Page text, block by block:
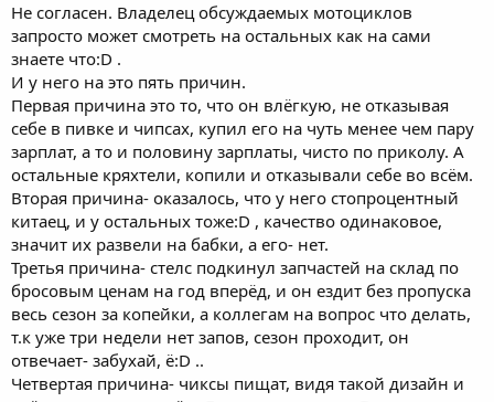
Не согласен. Владелец обсуждаемых мотоциклов
запросто может смотреть на остальных как на сами
знаете что:D .
И у него на это пять причин.
Первая причина это то, что он влёгкую, не отказывая
себе в пивке и чипсах, купил его на чуть менее чем пару
зарплат, а то и половину зарплаты, чисто по приколу. А
остальные кряхтели, копили и отказывали себе во всём.
Вторая причина- оказалось, что у него стопроцентный
китаец, и у остальных тоже:D , качество одинаковое,
значит их развели на бабки, а его- нет.
Третья причина- стелс подкинул запчастей на склад по
бросовым ценам на год вперёд, и он ездит без пропуска
весь сезон за копейки, а коллегам на вопрос что делать,
т.к уже три недели нет запов, сезон проходит, он
отвечает- забухай, ё:D ..
Четвертая причина- чиксы пищат, видя такой дизайн и